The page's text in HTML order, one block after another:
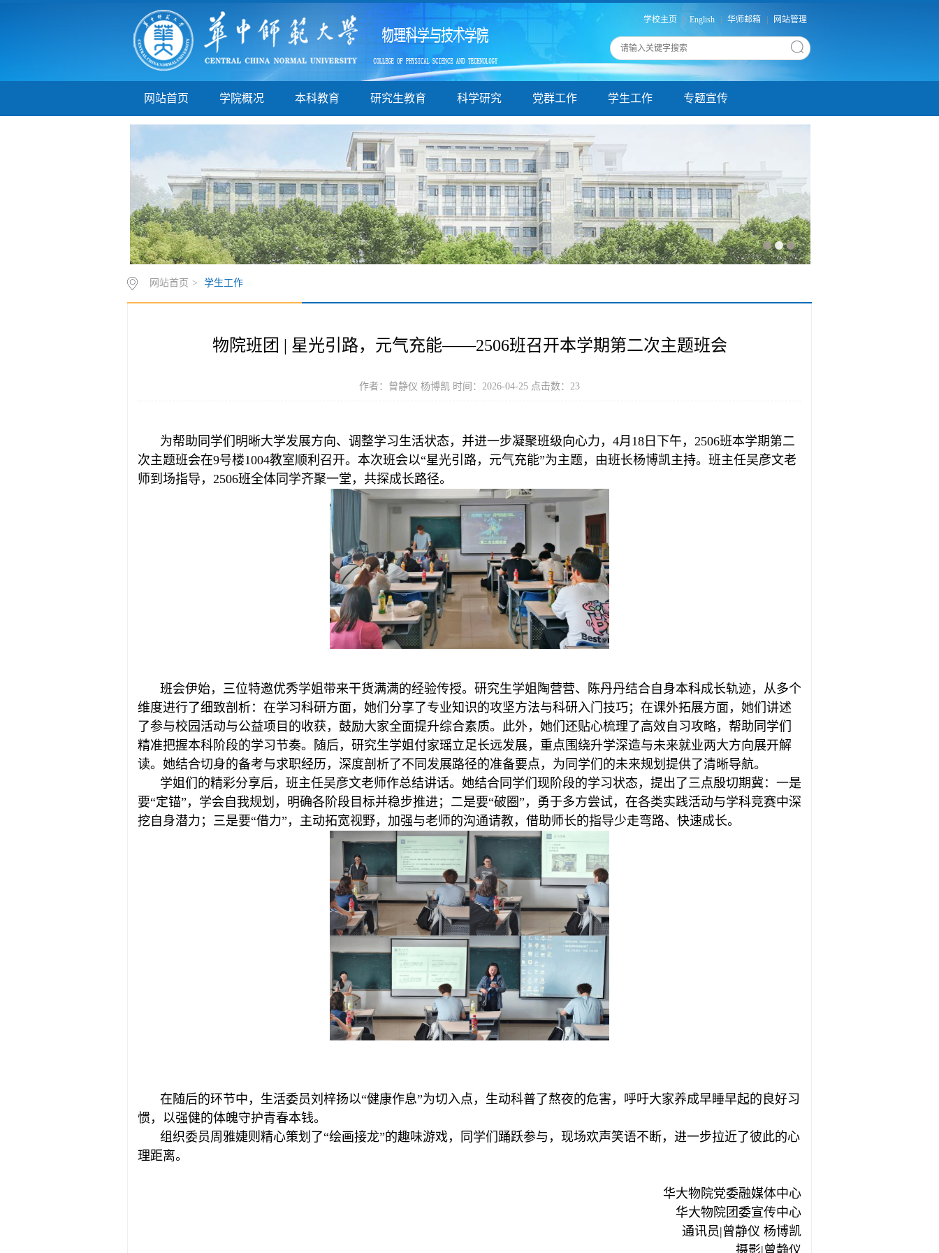
学校主页 English 华师邮箱 网站管理
网站首页 学院概况 本科教育 研究生教育 科学研究 党群工作 学生工作 专题宣传
网站首页 > 学生工作
物院班团 | 星光引路，元气充能——2506班召开本学期第二次主题班会
作者：曾静仪 杨博凯 时间：2026-04-25 点击数： 23
为帮助同学们明晰大学发展方向、调整学习生活状态，并进一步凝聚班级向心力，4月18日下午，2506班本学期第二
次主题班会在9号楼1004教室顺利召开。本次班会以“星光引路，元气充能”为主题，由班长杨博凯主持。班主任吴彦文老
师到场指导，2506班全体同学齐聚一堂，共探成长路径。
班会伊始，三位特邀优秀学姐带来干货满满的经验传授。研究生学姐陶营营、陈丹丹结合自身本科成长轨迹，从多个
维度进行了细致剖析：在学习科研方面，她们分享了专业知识的攻坚方法与科研入门技巧；在课外拓展方面，她们讲述
了参与校园活动与公益项目的收获，鼓励大家全面提升综合素质。此外，她们还贴心梳理了高效自习攻略，帮助同学们
精准把握本科阶段的学习节奏。随后，研究生学姐付家瑶立足长远发展，重点围绕升学深造与未来就业两大方向展开解
读。她结合切身的备考与求职经历，深度剖析了不同发展路径的准备要点，为同学们的未来规划提供了清晰导航。
学姐们的精彩分享后，班主任吴彦文老师作总结讲话。她结合同学们现阶段的学习状态，提出了三点殷切期冀：一是
要“定锚”，学会自我规划，明确各阶段目标并稳步推进；二是要“破圈”，勇于多方尝试，在各类实践活动与学科竞赛中深
挖自身潜力；三是要“借力”，主动拓宽视野，加强与老师的沟通请教，借助师长的指导少走弯路、快速成长。
在随后的环节中，生活委员刘梓扬以“健康作息”为切入点，生动科普了熬夜的危害，呼吁大家养成早睡早起的良好习
惯，以强健的体魄守护青春本钱。
组织委员周雅婕则精心策划了“绘画接龙”的趣味游戏，同学们踊跃参与，现场欢声笑语不断，进一步拉近了彼此的心
理距离。
华大物院党委融媒体中心
华大物院团委宣传中心
通讯员|曾静仪 杨博凯